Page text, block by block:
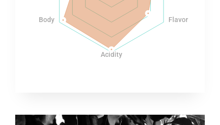
Flavor
Acidity
Body